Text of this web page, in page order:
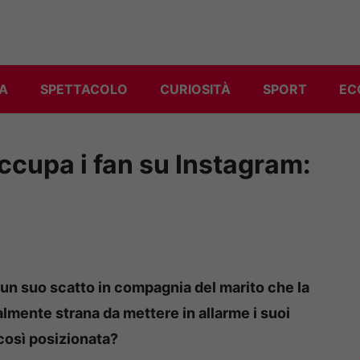
SPETTACOLO CURIOSITÀ SPORT
i fan su Instagram:
suo scatto in compagnia del marito che la
strana da mettere in allarme i suoi
posizionata?